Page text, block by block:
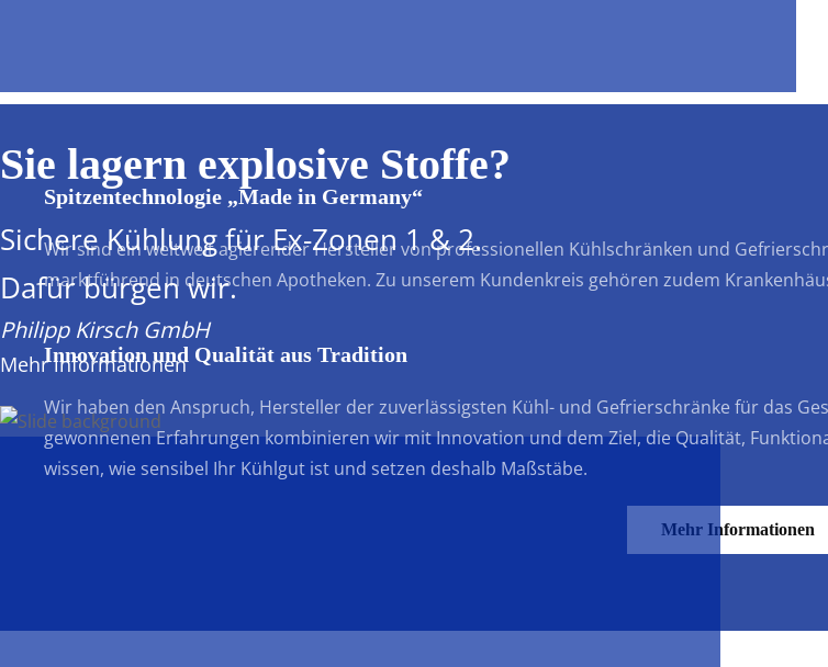
Sie lagern explosive Stoffe?
Sichere Kühlung für Ex-Zonen 1 & 2.
Dafür bürgen wir.
Philipp Kirsch GmbH
Mehr informationen
Spitzentechnologie „Made in Germany“
Wir sind ein weltweit agierender Hersteller von professionellen Kühlschränken und
marktführend in deutschen Apotheken. Zu unserem Kundenkreis gehören zudem
Innovation und Qualität aus Tradition
Wir haben den Anspruch, Hersteller der zuverlässigsten Kühl- und Gefrierschränke für das
gewonnenen Erfahrungen kombinieren wir mit Innovation und dem Ziel, die Qualität,
wissen, wie sensibel Ihr Kühlgut ist und setzen deshalb Maßstäbe.
Mehr Informationen